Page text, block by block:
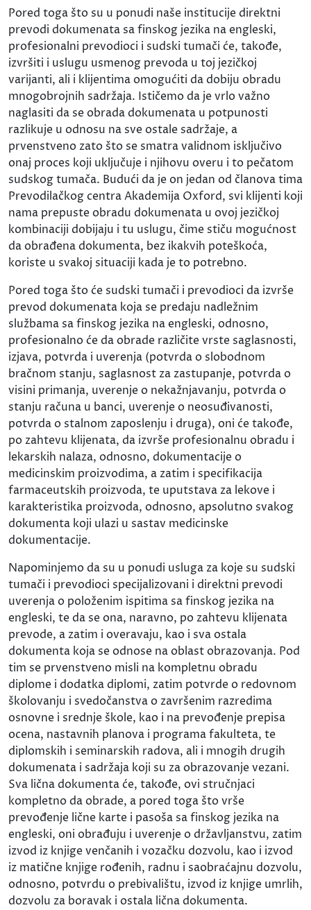
Pored toga što su u ponudi naše institucije direktni
prevodi dokumenata sa finskog jezika na engleski,
profesionalni prevodioci i sudski tumači će, takođe,
izvršiti i uslugu usmenog prevoda u toj jezičkoj
varijanti, ali i klijentima omogućiti da dobiju obradu
mnogobrojnih sadržaja. Ističemo da je vrlo važno
naglasiti da se obrada dokumenata u potpunosti
razlikuje u odnosu na sve ostale sadržaje, a
prvenstveno zato što se smatra validnom isključivo
onaj proces koji uključuje i njihovu overu i to pečatom
sudskog tumača. Budući da je on jedan od članova tima
Prevodilačkog centra Akademija Oxford, svi klijenti koji
nama prepuste obradu dokumenata u ovoj jezičkoj
kombinaciji dobijaju i tu uslugu, čime stiču mogućnost
da obrađena dokumenta, bez ikakvih poteškoća,
koriste u svakoj situaciji kada je to potrebno.
Pored toga što će sudski tumači i prevodioci da izvrše
prevod dokumenata koja se predaju nadležnim
službama sa finskog jezika na engleski, odnosno,
profesionalno će da obrade različite vrste saglasnosti,
izjava, potvrda i uverenja (potvrda o slobodnom
bračnom stanju, saglasnost za zastupanje, potvrda o
visini primanja, uverenje o nekažnjavanju, potvrda o
stanju računa u banci, uverenje o neosuđivanosti,
potvrda o stalnom zaposlenju i druga), oni će takođe,
po zahtevu klijenata, da izvrše profesionalnu obradu i
lekarskih nalaza, odnosno, dokumentacije o
medicinskim proizvodima, a zatim i specifikacija
farmaceutskih proizvoda, te uputstava za lekove i
karakteristika proizvoda, odnosno, apsolutno svakog
dokumenta koji ulazi u sastav medicinske
dokumentacije.
Napominjemo da su u ponudi usluga za koje su sudski
tumači i prevodioci specijalizovani i direktni prevodi
uverenja o položenim ispitima sa finskog jezika na
engleski, te da se ona, naravno, po zahtevu klijenata
prevode, a zatim i overavaju, kao i sva ostala
dokumenta koja se odnose na oblast obrazovanja. Pod
tim se prvenstveno misli na kompletnu obradu
diplome i dodatka diplomi, zatim potvrde o redovnom
školovanju i svedočanstva o završenim razredima
osnovne i srednje škole, kao i na prevođenje prepisa
ocena, nastavnih planova i programa fakulteta, te
diplomskih i seminarskih radova, ali i mnogih drugih
dokumenata i sadržaja koji su za obrazovanje vezani.
Sva lična dokumenta će, takođe, ovi stručnjaci
kompletno da obrade, a pored toga što vrše
prevođenje lične karte i pasoša sa finskog jezika na
engleski, oni obrađuju i uverenje o državljanstvu, zatim
izvod iz knjige venčanih i vozačku dozvolu, kao i izvod
iz matične knjige rođenih, radnu i saobraćajnu dozvolu,
odnosno, potvrdu o prebivalištu, izvod iz knjige umrlih,
dozvolu za boravak i ostala lična dokumenta.